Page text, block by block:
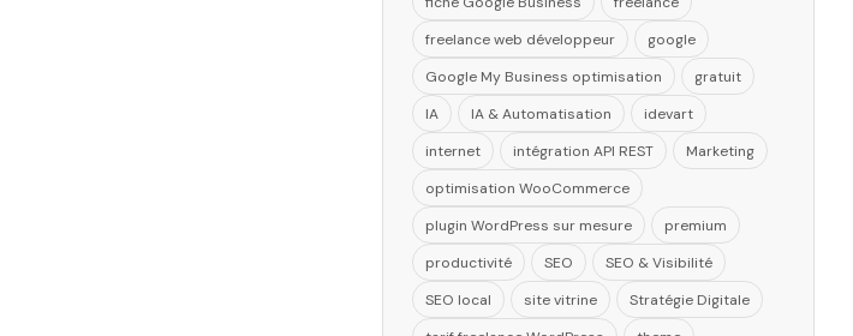
freelance web développeur
google
Google My Business optimisation
gratuit
IA
IA & Automatisation
idevart
internet
intégration API REST
Marketing
optimisation WooCommerce
plugin WordPress sur mesure
premium
productivité
SEO
SEO & Visibilité
SEO local
site vitrine
Stratégie Digitale